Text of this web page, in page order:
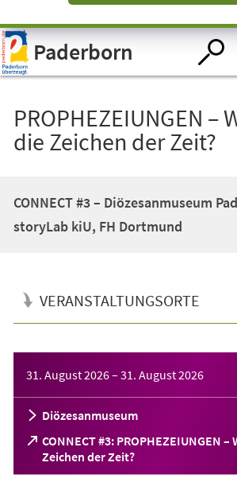
Visuelle
Assistenzsoftware
öffnen.Paderborn
PROPHEZEIUNGEN –
die Zeichen der Zeit?
CONNECT #3 – Diözesanmuseum
storyLab kiU, FH Dortmund
VERANSTALTUNGSORTE
31. August 2026– 31. August 2026
Diözesanmuseum
CONNECT #3: PROPHEZEIUNGEN
Zeichen der Zeit?
(Öffnet
in